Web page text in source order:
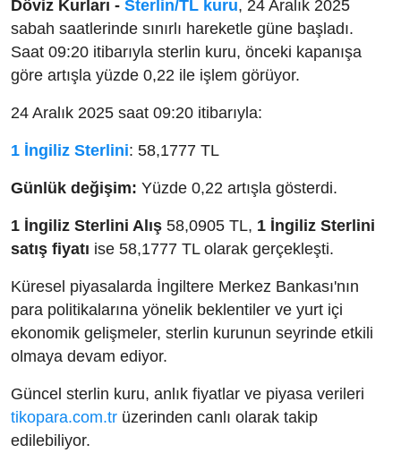
Döviz Kurları - Sterlin/TL kuru, 24 Aralık 2025
sabah saatlerinde sınırlı hareketle güne başladı.
Saat 09:20 itibarıyla sterlin kuru, önceki kapanışa
göre artışla yüzde 0,22 ile işlem görüyor.
24 Aralık 2025 saat 09:20 itibarıyla:
1 İngiliz Sterlini: 58,1777 TL
Günlük değişim: Yüzde 0,22 artışla gösterdi.
1 İngiliz Sterlini Alış 58,0905 TL, 1 İngiliz Sterlini
satış fiyatı ise 58,1777 TL olarak gerçekleşti.
Küresel piyasalarda İngiltere Merkez Bankası'nın
para politikalarına yönelik beklentiler ve yurt içi
ekonomik gelişmeler, sterlin kurunun seyrinde etkili
olmaya devam ediyor.
Güncel sterlin kuru, anlık fiyatlar ve piyasa verileri
tikopara.com.tr üzerinden canlı olarak takip
edilebiliyor.